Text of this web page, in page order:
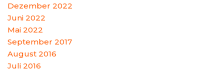
Dezember 2022
Juni 2022
Mai 2022
September 2017
August 2016
Juli 2016